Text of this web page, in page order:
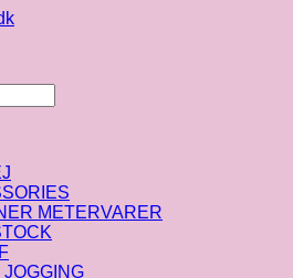
METERVARER
JOGGING